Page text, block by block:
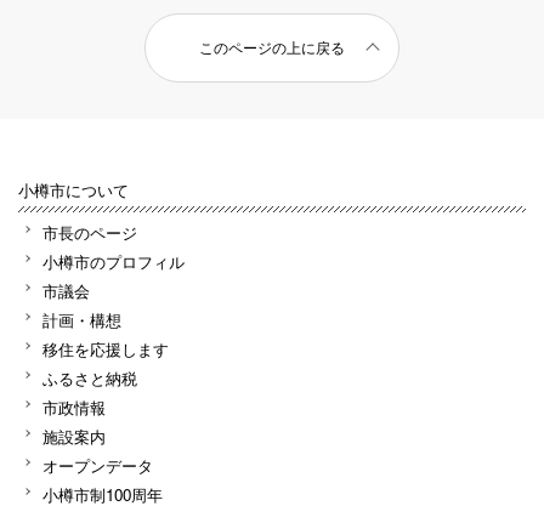
このページの上に戻る
小樽市について
市長のページ
小樽市のプロフィル
市議会
計画・構想
移住を応援します
ふるさと納税
市政情報
施設案内
オープンデータ
小樽市制100周年